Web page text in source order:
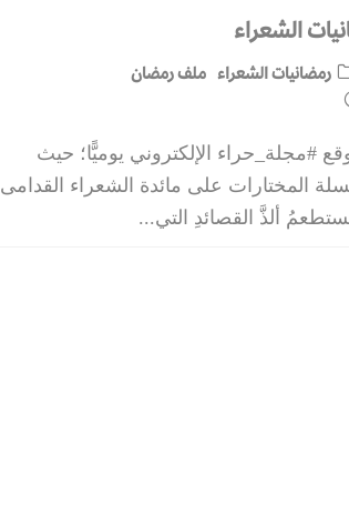
الشعراء
رمضانيات الشعراء ملف رمضان
#مجلة_حراء الإلكتروني يوميًّا؛ حيث
المختارات على مائدة الشعراء القدامى
ألذَّ القصائدِ التي...